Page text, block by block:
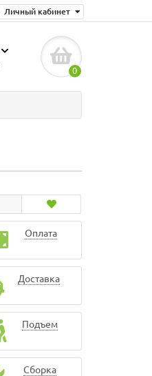
Личный кабинет
0
Оплата
Доставка
Подъем
Сборка